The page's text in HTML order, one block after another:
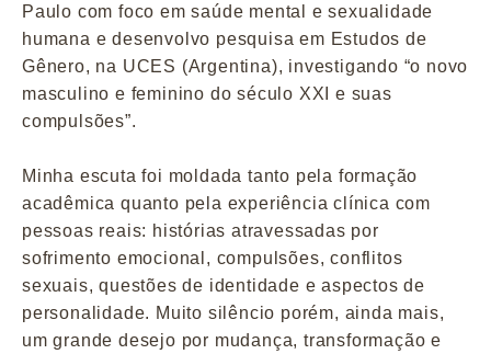
Paulo com foco em saúde mental e sexualidade
humana e desenvolvo pesquisa em Estudos de
Gênero, na UCES (Argentina), investigando “o novo
masculino e feminino do século XXI e suas
compulsões”.
Minha escuta foi moldada tanto pela formação
acadêmica quanto pela experiência clínica com
pessoas reais: histórias atravessadas por
sofrimento emocional, compulsões, conflitos
sexuais, questões de identidade e aspectos de
personalidade. Muito silêncio porém, ainda mais,
um grande desejo por mudança, transformação e